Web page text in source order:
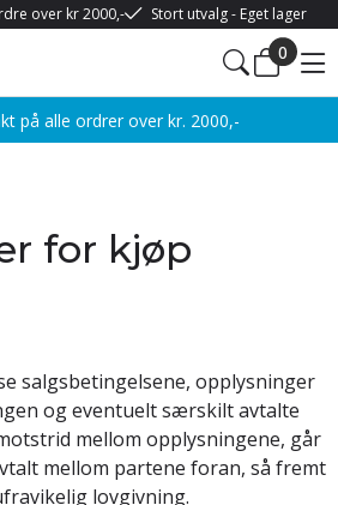
over kr 2000,- Stort utvalg - Eget lager
0
på alle ordrer over kr. 2000,-
for kjøp
salgsbetingelsene, opplysninger
og eventuelt særskilt avtalte
mellom opplysningene, går
mellom partene foran, så fremt
lovgivning.